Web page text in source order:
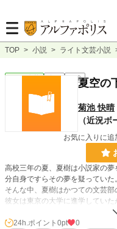
TOP > 小説 > ライト文芸小説
ライト文芸 完結 短編夏空の
菊池 快晴
（近況ボ
お気に入りに追
高校三年の夏、夏樹は小説家の
分自身ですらその夢を疑っていた。
そんな中、夏樹はかつての文芸部
彼女は東京の大学に進学してい
二人は再び創作について語り合う
24h.ポイント 0pt
0